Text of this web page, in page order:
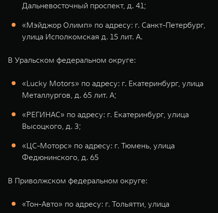
Дальневосточный проспект, д. 41;
«Мэйджор Олимп» по адресу: г. Санкт-Петербург,
улица Исполкомская д. 15 лит. А.
В Уральском федеральном округе:
«Lucky Motors» по адресу: г. Екатеринбург, улица
Металлургов, д. 65 лит. А;
«РЕГИНАС» по адресу: г. Екатеринбург, улица
Высоцкого, д. 3;
«ЦС-Моторс» по адресу: г. Тюмень, улица
Федюнинского, д. 65
В Приволжском федеральном округе:
«Тон-Авто» по адресу: г. Тольятти, улица